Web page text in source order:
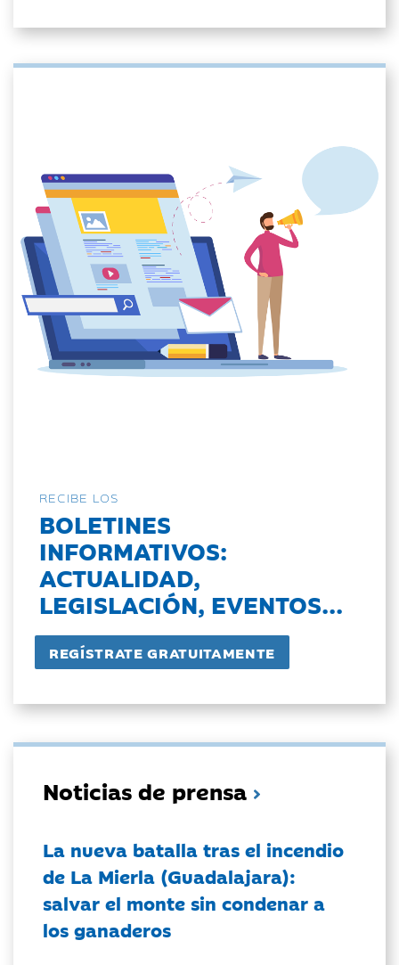
RECIBE LOS
BOLETINES
INFORMATIVOS:
ACTUALIDAD,
LEGISLACIÓN, EVENTOS...
Noticias de prensa
La nueva batalla tras el incendio
de La Mierla (Guadalajara):
salvar el monte sin condenar a
los ganaderos